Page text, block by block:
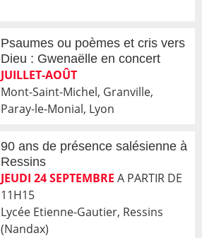
Psaumes ou poèmes et cris vers
Dieu : Gwenaëlle en concert
JUILLET-AOÛT
Mont-Saint-Michel, Granville,
Paray-le-Monial, Lyon
90 ans de présence salésienne à
Ressins
JEUDI 24 SEPTEMBRE A PARTIR DE
11H15
Lycée Etienne-Gautier, Ressins
(Nandax)